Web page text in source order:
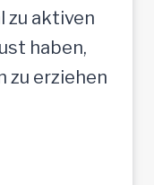
zu aktiven
haben,
zu erziehen